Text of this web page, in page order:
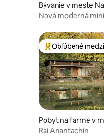
Bývanie v meste
Nová moderná
Najobľúbenejšie
Obľúbené
Pobyt na farme v
Rai Anantachin